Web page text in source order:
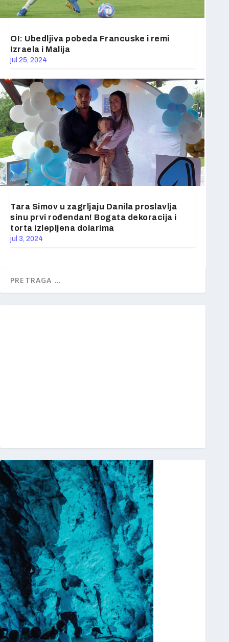
OI: Ubedljiva pobeda Francuske i remi
Izraela i Malija
jul 25, 2024
Tara Simov u zagrljaju Danila proslavlja
sinu prvi rođendan! Bogata dekoracija i
torta izlepljena dolarima
jul 3, 2024